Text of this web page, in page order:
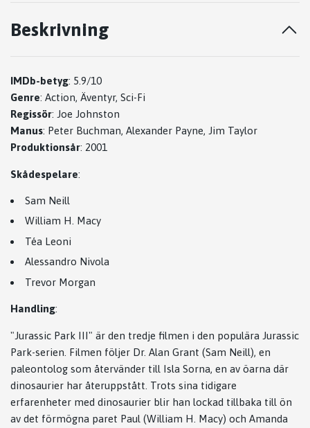
Beskrivning
IMDb-betyg: 5.9/10
Genre: Action, Äventyr, Sci-Fi
Regissör: Joe Johnston
Manus: Peter Buchman, Alexander Payne, Jim Taylor
Produktionsår: 2001
Skådespelare:
Sam Neill
William H. Macy
Téa Leoni
Alessandro Nivola
Trevor Morgan
Handling:
"Jurassic Park III" är den tredje filmen i den populära Jurassic
Park-serien. Filmen följer Dr. Alan Grant (Sam Neill), en
paleontolog som återvänder till Isla Sorna, en av öarna där
dinosaurier har återuppstått. Trots sina tidigare
erfarenheter med dinosaurier blir han lockad tillbaka till ön
av det förmögna paret Paul (William H. Macy) och Amanda